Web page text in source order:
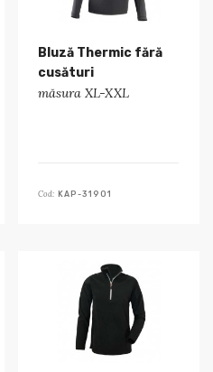
Bluză Thermic fără
cusături
măsura XL-XXL
Cod: KAP-31901